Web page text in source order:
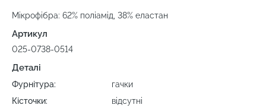
Мікрофібра: 62% поліамід, 38% еластан
Артикул
025-0738-0514
Деталі
Фурнітура:
гачки
Кісточки:
відсутні